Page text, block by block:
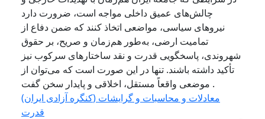
چالش‌های عمیق داخلی مواجه است، ضرورت دارد
نیروهای سیاسی، مواضعی اتخاذ کنند که ضمن دفاع از
تمامیت ارضی، به‌طور هم‌زمان و صریح، بر حقوق
شهروندی، پاسخگویی قدرت و نقد ساختارهای سرکوب نیز
تأکید داشته باشند. تنها در این صورت است که می‌توان از
موضعی واقعاً مستقل، اخلاقی و پایدار سخن گفت .
(کنگره آزادی ایران) معادلات و محاسبات و گرایشات
قدرت